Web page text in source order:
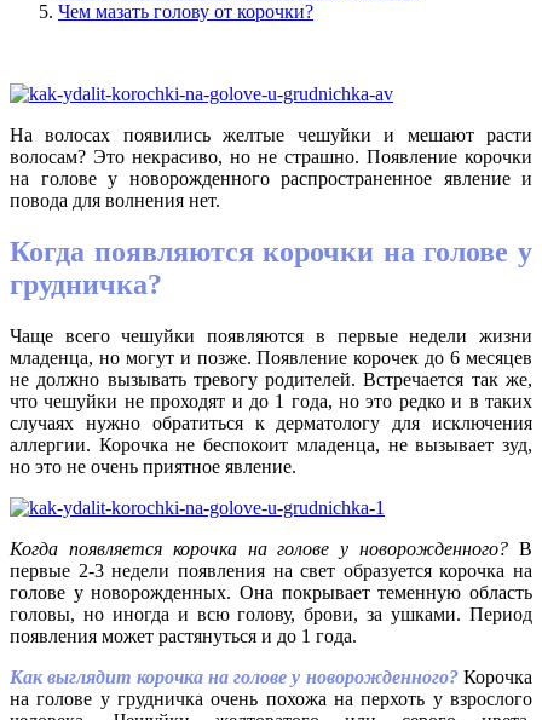
Чем мазать голову от корочки?
На волосах появились желтые чешуйки и мешают расти
волосам? Это некрасиво, но не страшно. Появление корочки
на голове у новорожденного распространенное явление и
повода для волнения нет.
Когда появляются корочки на голове у
грудничка?
Чаще всего чешуйки появляются в первые недели жизни
младенца, но могут и позже. Появление корочек до 6 месяцев
не должно вызывать тревогу родителей. Встречается так же,
что чешуйки не проходят и до 1 года, но это редко и в таких
случаях нужно обратиться к дерматологу для исключения
аллергии. Корочка не беспокоит младенца, не вызывает зуд,
но это не очень приятное явление.
Когда появляется корочка на голове у новорожденного? В
первые 2-3 недели появления на свет образуется корочка на
голове у новорожденных. Она покрывает теменную область
головы, но иногда и всю голову, брови, за ушками. Период
появления может растянуться и до 1 года.
Как выглядит корочка на голове у новорожденного? Корочка
на голове у грудничка очень похожа на перхоть у взрослого